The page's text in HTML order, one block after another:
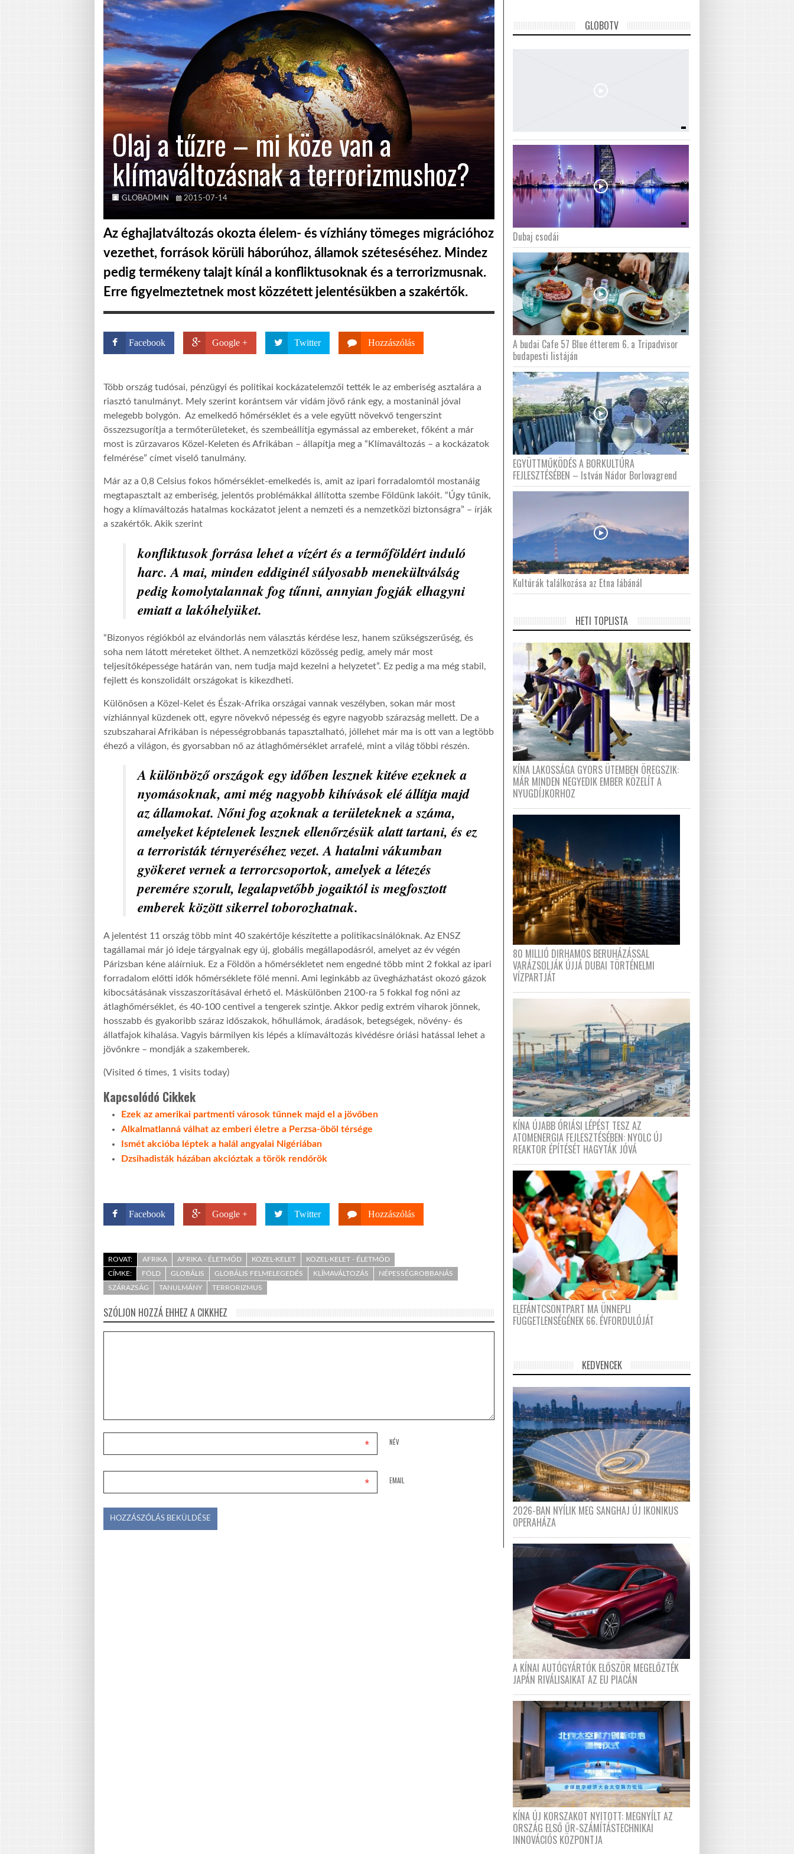
Olaj a tűzre – mi köze van a
klímaváltozásnak a terrorizmushoz?
GLOBADMIN 2015-07-14
Az éghajlatváltozás okozta élelem- és vízhiány tömeges migrációhoz
vezethet, források körüli háborúhoz, államok széteséséhez. Mindez
pedig termékeny talajt kínál a konfliktusoknak és a terrorizmusnak.
Erre figyelmeztetnek most közzétett jelentésükben a szakértők.
Facebook Google + Twitter Hozzászólás
Több ország tudósai, pénzügyi és politikai kockázatelemzői tették le az emberiség asztalára a
riasztó tanulmányt. Mely szerint korántsem vár vidám jövő ránk egy, a mostaninál jóval
melegebb bolygón. Az emelkedő hőmérséklet és a vele együtt növekvő tengerszint
összezsugorítja a termőterületeket, és szembeállítja egymással az embereket, főként a már
most is zűrzavaros Közel-Keleten és Afrikában – állapítja meg a “Klímaváltozás – a kockázatok
felmérése” címet viselő tanulmány.
Már az a 0,8 Celsius fokos hőmérséklet-emelkedés is, amit az ipari forradalomtól mostanáig
megtapasztalt az emberiség, jelentős problémákkal állította szembe Földünk lakóit. “Úgy tűnik,
hogy a klímaváltozás hatalmas kockázatot jelent a nemzeti és a nemzetközi biztonságra” – írják
a szakértők. Akik szerint
konfliktusok forrása lehet a vízért és a termőföldért induló
harc. A mai, minden eddiginél súlyosabb menekültválság
pedig komolytalannak fog tűnni, annyian fogják elhagyni
emiatt a lakóhelyüket.
“Bizonyos régiókból az elvándorlás nem választás kérdése lesz, hanem szükségszerűség, és
soha nem látott méreteket ölthet. A nemzetközi közösség pedig, amely már most
teljesítőképessége határán van, nem tudja majd kezelni a helyzetet”. Ez pedig a ma még stabil,
fejlett és konszolidált országokat is kikezdheti.
Különösen a Közel-Kelet és Észak-Afrika országai vannak veszélyben, sokan már most
vízhiánnyal küzdenek ott, egyre növekvő népesség és egyre nagyobb szárazság mellett. De a
szubszaharai Afrikában is népességrobbanás tapasztalható, jóllehet már ma is ott van a legtöbb
éhező a világon, és gyorsabban nő az átlaghőmérséklet arrafelé, mint a világ többi részén.
A különböző országok egy időben lesznek kitéve ezeknek a
nyomásoknak, ami még nagyobb kihívások elé állítja majd
az államokat. Nőni fog azoknak a területeknek a száma,
amelyeket képtelenek lesznek ellenőrzésük alatt tartani, és ez
a terroristák térnyeréséhez vezet. A hatalmi vákumban
gyökeret vernek a terrorcsoportok, amelyek a létezés
peremére szorult, legalapvetőbb jogaiktól is megfosztott
emberek között sikerrel toborozhatnak.
A jelentést 11 ország több mint 40 szakértője készítette a politikacsinálóknak. Az ENSZ
tagállamai már jó ideje tárgyalnak egy új, globális megállapodásról, amelyet az év végén
Párizsban kéne aláírniuk. Ez a Földön a hőmérsékletet nem engedné több mint 2 fokkal az ipari
forradalom előtti idők hőmérséklete fölé menni. Ami leginkább az üvegházhatást okozó gázok
kibocsátásának visszaszorításával érhető el. Máskülönben 2100-ra 5 fokkal fog nőni az
átlaghőmérséklet, és 40-100 centivel a tengerek szintje. Akkor pedig extrém viharok jönnek,
hosszabb és gyakoribb száraz időszakok, hőhullámok, áradások, betegségek, növény- és
állatfajok kihalása. Vagyis bármilyen kis lépés a klímaváltozás kivédésre óriási hatással lehet a
jövőnkre – mondják a szakemberek.
(Visited 6 times, 1 visits today)
Kapcsolódó Cikkek
Ezek az amerikai partmenti városok tűnnek majd el a jövőben
Alkalmatlanná válhat az emberi életre a Perzsa-öböl térsége
Ismét akcióba léptek a halál angyalai Nigériában
Dzsihadisták házában akcióztak a török rendőrök
Facebook Google + Twitter Hozzászólás
ROVAT: AFRIKA AFRIKA - ÉLETMÓD KÖZEL-KELET
KÖZEL-KELET - ÉLETMÓD
CÍMKE:
FÖLD GLOBÁLIS GLOBÁLIS FELMELEGEDÉS KLÍMAVÁLTOZÁS
NÉPESSÉGROBBANÁS
SZÁRAZSÁG
TANULMÁNY TERRORIZMUS
SZÓLJON HOZZÁ EHHEZ A CIKKHEZ
NÉV
*
EMAIL
*
GLOBOTV
Dubaj csodái
A budai Cafe 57 Blue étterem 6. a Tripadvisor
budapesti listáján
EGYÜTTMŰKÖDÉS A BORKULTÚRA
FEJLESZTÉSÉBEN – István Nádor Borlovagrend
Kultúrák találkozása az Etna lábánál
HETI TOPLISTA
KÍNA LAKOSSÁGA GYORS ÜTEMBEN ÖREGSZIK:
MÁR MINDEN NEGYEDIK EMBER KÖZELÍT A
NYUGDÍJKORHOZ
80 MILLIÓ DIRHAMOS BERUHÁZÁSSAL
VARÁZSOLJÁK ÚJJÁ DUBAI TÖRTÉNELMI
VÍZPARTJÁT
KÍNA ÚJABB ÓRIÁSI LÉPÉST TESZ AZ
ATOMENERGIA FEJLESZTÉSÉBEN: NYOLC ÚJ
REAKTOR ÉPÍTÉSÉT HAGYTÁK JÓVÁ
ELEFÁNTCSONTPART MA ÜNNEPLI
FÜGGETLENSÉGÉNEK 66. ÉVFORDULÓJÁT
KEDVENCEK
2026-BAN NYÍLIK MEG SANGHAJ ÚJ IKONIKUS
OPERAHÁZA
A KÍNAI AUTÓGYÁRTÓK ELŐSZÖR MEGELŐZTÉK
JAPÁN RIVÁLISAIKAT AZ EU PIACÁN
KÍNA ÚJ KORSZAKOT NYITOTT: MEGNYÍLT AZ
ORSZÁG ELSŐ ŰR-SZÁMÍTÁSTECHNIKAI
INNOVÁCIÓS KÖZPONTJA